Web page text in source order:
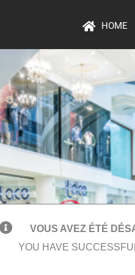
HOME
VOUS AVEZ ÉTÉ
YOU HAVE